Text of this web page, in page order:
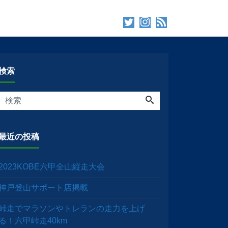
索
近の投稿
六甲全山縦走大会
戸登山サポート店掲載
走でマラソンやトレランの走力を上げ
！六甲峠走40km